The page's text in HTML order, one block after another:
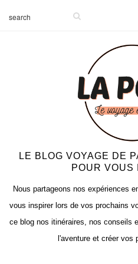
LE BLOG VOYAGE DE
POUR VOUS
Nous partageons nos expériences
vous inspirer lors de vos prochains
ce blog nos itinéraires, nos conseils
l'aventure et créer vos